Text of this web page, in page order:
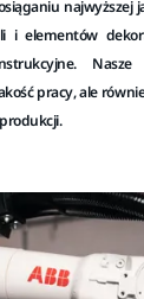
najwyższej
i elementów
Nasze
pracy, ale